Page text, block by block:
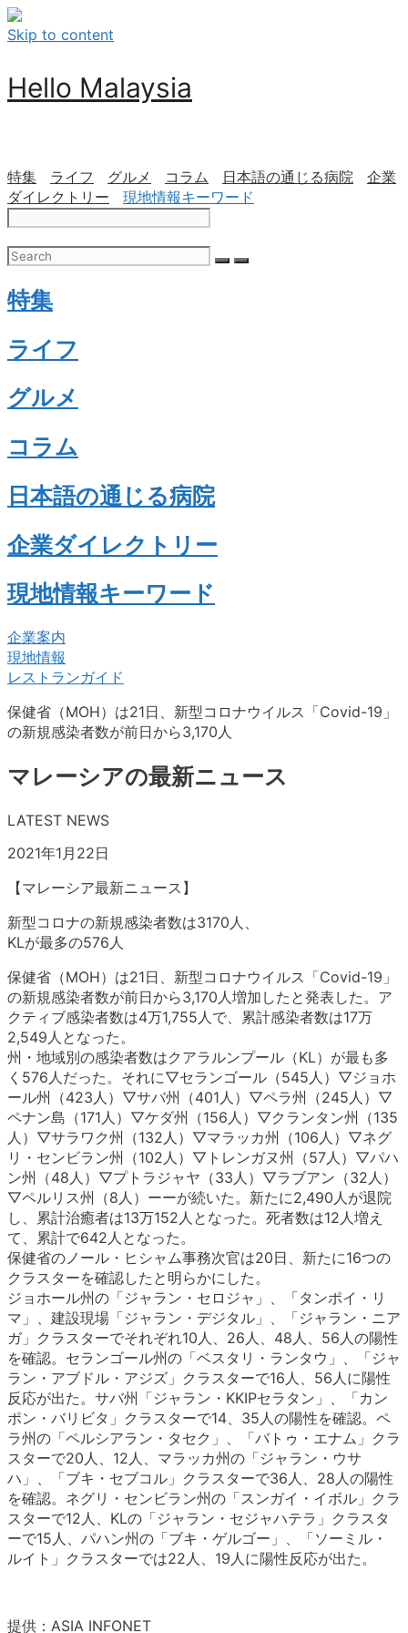
Skip to content
Hello Malaysia
特集 ライフ グルメ コラム 日本語の通じる病院
企業
ダイレクトリー
現地情報キーワード
特集
ライフ
グルメ
コラム
日本語の通じる病院
企業ダイレクトリー
現地情報キーワード
企業案内
現地情報
レストランガイド
保健省（MOH）は21日、新型コロナウイルス「Covid-19」
の新規感染者数が前日から3,170人
マレーシアの最新ニュース
LATEST NEWS
2021年1月22日
【マレーシア最新ニュース】
新型コロナの新規感染者数は3170人、
KLが最多の576人
保健省（MOH）は21日、新型コロナウイルス「Covid-19」
の新規感染者数が前日から3,170人増加したと発表した。ア
クティブ感染者数は4万1,755人で、累計感染者数は17万
2,549人となった。
州・地域別の感染者数はクアラルンプール（KL）が最も多
く576人だった。それに▽セランゴール（545人）▽ジョホ
ール州（423人）▽サバ州（401人）▽ペラ州（245人）▽
ペナン島（171人）▽ケダ州（156人）▽クランタン州（135
人）▽サラワク州（132人）▽マラッカ州（106人）▽ネグ
リ・センビラン州（102人）▽トレンガヌ州（57人）▽パハ
ン州（48人）▽プトラジャヤ（33人）▽ラブアン（32人）
▽ペルリス州（8人）ーーが続いた。新たに2,490人が退院
し、累計治癒者は13万152人となった。死者数は12人増え
て、累計で642人となった。
保健省のノール・ヒシャム事務次官は20日、新たに16つの
クラスターを確認したと明らかにした。
ジョホール州の「ジャラン・セロジャ」、「タンポイ・リ
マ」、建設現場「ジャラン・デジタル」、「ジャラン・ニア
ガ」クラスターでそれぞれ10人、26人、48人、56人の陽性
を確認。セランゴール州の「ベスタリ・ランタウ」、「ジャ
ラン・アブドル・アジズ」クラスターで16人、56人に陽性
反応が出た。サバ州「ジャラン・KKIPセラタン」、「カン
ポン・バリビタ」クラスターで14、35人の陽性を確認。ペ
ラ州の「ペルシアラン・タセク」、「バトゥ・エナム」クラ
スターで20人、12人、マラッカ州の「ジャラン・ウサ
ハ」、「ブキ・セブコル」クラスターで36人、28人の陽性
を確認。ネグリ・センビラン州の「スンガイ・イボル」クラ
スターで12人、KLの「ジャラン・セジャハテラ」クラスタ
ーで15人、パハン州の「ブキ・ゲルゴー」、「ソーミル・
ルイト」クラスターでは22人、19人に陽性反応が出た。
提供：ASIA INFONET